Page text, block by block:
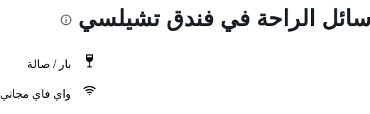
الراحة في فندق تشيلسي
بار / صالة
واي فاي مجاني